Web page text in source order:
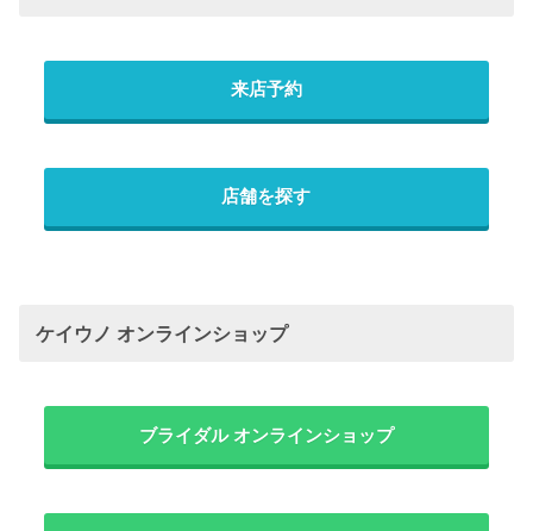
来店予約
店舗を探す
ケイウノ オンラインショップ
ブライダル オンラインショップ